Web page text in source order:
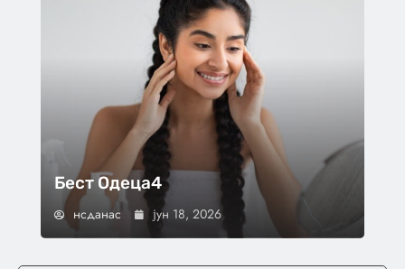
Бест Одеца4
нсданас јун 18, 2026